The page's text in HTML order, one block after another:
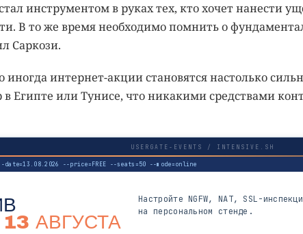
инструментом в руках тех, кто хочет нанести
В то же время необходимо помнить о
Саркози.
интернет-акции становятся настолько
Египте или Тунисе, что никакими средствами
USERGATE-EVENTS / INTENSIVE.SH
--price=FREE --seats=50 --mode=online
АВГУСТА
Настройте NGFW, NAT, SSL-
на персональном стенде.